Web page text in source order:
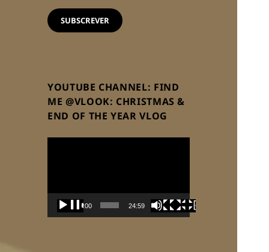
email
SUBSCREVER
YOUTUBE CHANNEL: FIND
ME @VLOOK: CHRISTMAS &
END OF THE YEAR VLOG
00:00 24:59